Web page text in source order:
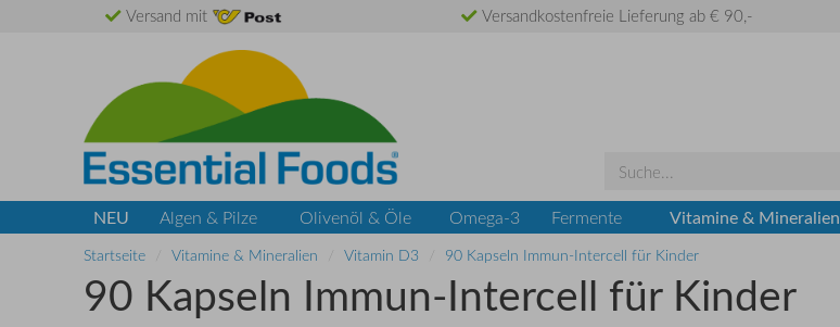
Versand mit Versandkostenfreie Lieferung ab € 90,-
NEU Algen & Pilze Olivenöl & Öle Omega-3 Fermente Vitamine & Mineralien
Startseite Vitamine & Mineralien Vitamin D3 90 Kapseln Immun-Intercell für Kinder
90 Kapseln Immun-Intercell für Kinder